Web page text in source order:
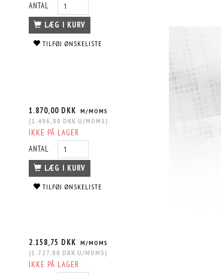
ANTAL
LÆG I KURV
TILFØJ ØNSKELISTE
1.870,00 DKK M/MOMS
(1.496,00 DKK U/MOMS )
IKKE PÅ LAGER
ANTAL
LÆG I KURV
TILFØJ ØNSKELISTE
2.158,75 DKK M/MOMS
(1.727,00 DKK U/MOMS )
IKKE PÅ LAGER